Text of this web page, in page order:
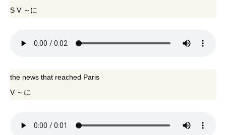
S V ～に
the news that reached Paris
V ～に